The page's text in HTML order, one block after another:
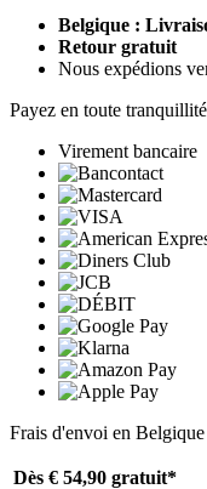
Belgique :
Retour gratuit
Nous expédions
Payez en toute
Virement bancaire
Frais d'envoi en Belgique
Dès € 54,90 gratuit*